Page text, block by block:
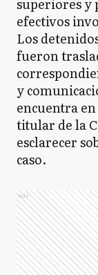
efectivos
Los
fueron
y
encuentra
titular de la
esclarecer
caso.
Ads